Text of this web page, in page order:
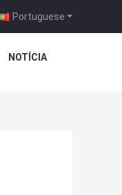
Portuguese
|
NOTÍCIA